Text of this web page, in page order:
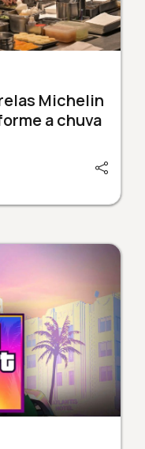
Michelin
a chuva